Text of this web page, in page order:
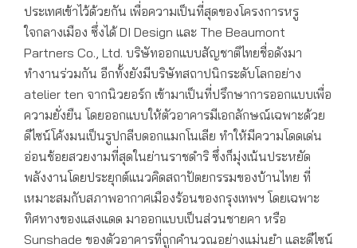
ประเทศเข้าไว้ด้วยกัน เพื่อความเป็นที่สุดของโครงการหรู
ใจกลางเมือง ซึ่งได้ DI Design และ The Beaumont
Partners Co., Ltd. บริษัทออกแบบสัญชาติไทยชื่อดังมา
ทำงานร่วมกัน อีกทั้งยังมีบริษัทสถาปนิกระดับโลกอย่าง
atelier ten จากนิวยอร์ก เข้ามาเป็นที่ปรึกษาการออกแบบเพื่อ
ความยั่งยืน โดยออกแบบให้ตัวอาคารมีเอกลักษณ์เฉพาะด้วย
ดีไซน์โค้งมนเป็นรูปกลีบดอกแมกโนเลีย ทำให้มีความโดดเด่น
อ่อนช้อยสวยงามที่สุดในย่านราชดำริ ซึ่งก็มุ่งเน้นประหยัด
พลังงานโดยประยุกต์แนวคิดสถาปัตยกรรมของบ้านไทย ที่
เหมาะสมกับสภาพอากาศเมืองร้อนของกรุงเทพฯ โดยเฉพาะ
ทิศทางของแสงแดด มาออกแบบเป็นส่วนชายคา หรือ
Sunshade ของตัวอาคารที่ถูกคำนวณอย่างแม่นยำ และดีไซน์